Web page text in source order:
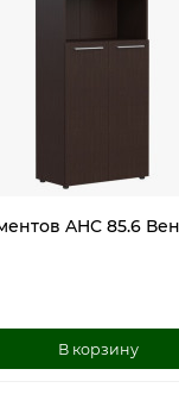
AHC 85.6
В корзину